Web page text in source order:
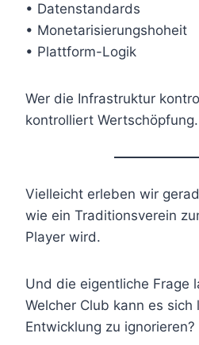
• Datenstandards
• Monetarisierungshoheit
• Plattform-Logik
Wer die Infrastruktur
kontrolliert Wertschöpfung.
Vielleicht erleben wir
wie ein Traditionsverein
Player wird.
Und die eigentliche Frage
Welcher Club kann es sich
Entwicklung zu ignorieren?